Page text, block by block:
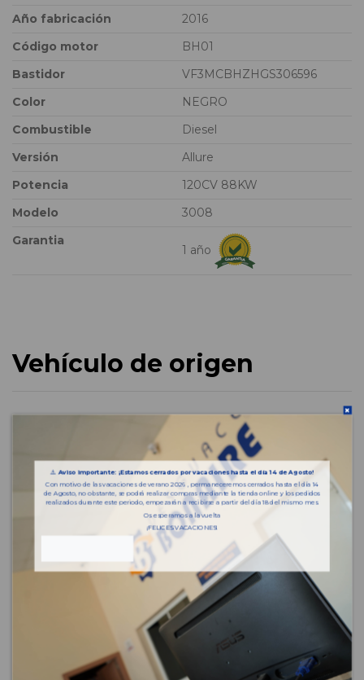
Año fabricación
2016
Código motor
BH01
Bastidor
VF3MCBHZHGS306596
Color
NEGRO
Combustible
Diesel
Versión
Allure
Potencia
120CV 88KW
Modelo
3008
Garantia
1 año
Vehículo de origen
⚠️ Aviso importante: ¡Estamos cerrados por vacaciones hasta el día 14 de Agosto!
Con motivo de las vacaciones de verano 2026 , permaneceremos cerrados hasta el día 14
de Agosto, no obstante, se podrá realizar compras mediante la tienda online y los pedidos
realizados durante este periodo, empezarán a recibirse a partir del día 18 del mismo mes.
Os esperamos a la vuelta
¡FELICES VACACIONES!